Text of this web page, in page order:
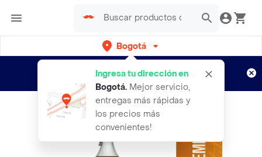
Bogotá
Ingresa tu dirección en
Bogotá. Mejor servicio,
entregas más rápidas y
los precios más
convenientes!
envíos gratis por semanas
Aplican TyC